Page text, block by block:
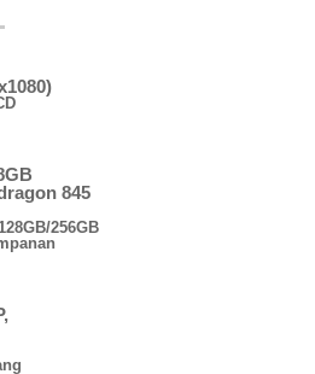
845
256GB